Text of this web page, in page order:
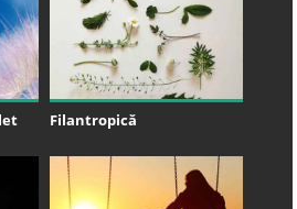
Filantropică